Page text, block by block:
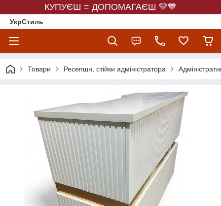
КУПУЄШ = ДОПОМАГАЄШ 💛💙
УкрСтиль
Товари Ресепшн, стійки адміністратора